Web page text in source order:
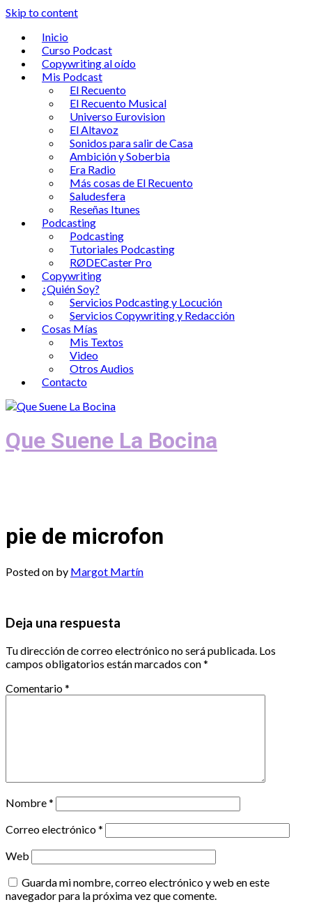
Skip to content
Inicio
Curso Podcast
Copywriting al oído
Mis Podcast
El Recuento
El Recuento Musical
Universo Eurovision
El Altavoz
Sonidos para salir de Casa
Ambición y Soberbia
Era Radio
Más cosas de El Recuento
Saludesfera
Reseñas Itunes
Podcasting
Podcasting
Tutoriales Podcasting
RØDECaster Pro
Copywriting
¿Quién Soy?
Servicios Podcasting y Locución
Servicios Copywriting y Redacción
Cosas Mías
Mis Textos
Video
Otros Audios
Contacto
Que Suene La Bocina
pie de microfon
Posted on by Margot Martín
Deja una respuesta
Tu dirección de correo electrónico no será publicada. Los
campos obligatorios están marcados con*
Comentario*
Nombre*
Correo electrónico*
Web
Guarda mi nombre, correo electrónico y web en este
navegador para la próxima vez que comente.